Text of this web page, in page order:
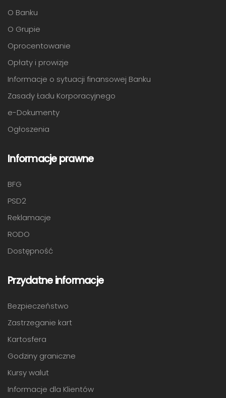
O Banku
O Grupie
Oprocentowanie
Opłaty i prowizje
Informacje o sytuacji finansowej Banku
Zasady Ładu Korporacyjnego
e-Dokumenty
Ogłoszenia
Informacje prawne
BFG
PSD2
Reklamacje
RODO
Dostępność
Przydatne informacje
Bezpieczeństwo
Zastrzeganie kart
Kartosfera
Godziny graniczne
Kursy walut
Informacje dla Klientów